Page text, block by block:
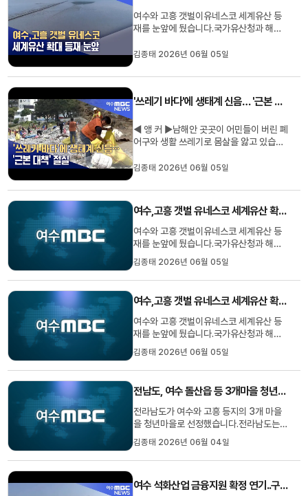
여수와 고흥 갯벌이유네스코 세계유산 등
재를 눈앞에 뒀습니다.국가유산청과 해양
터 여수와 고흥, 무안 갯벌 등을,순천 갯벌
를 받았다고 밝혔습니다.유네스코 세계유
생물다양성 보전 지역이자 동아...
김종태 2026년 06월 05일
'쓰레기 바다'에 생태계 신음… '근본 대책' 절실
◀ 앵 커 ▶남해안 곳곳이 어민들이 버린 폐
어구와 생활 쓰레기로 몸살을 앓고 있습니
이 힘을 합쳐 대대적인 수거 작전에 나서고
달합니다.일회성 청소 행사를 넘어선근본
적인 대책이 시급합니다.김종태 기자입니
다.(리포트)해안가 곳곳에방...
김종태 2026년 06월 05일
여수,고흥 갯벌 유네스코 세계유산 확대 등재 눈앞
여수와 고흥 갯벌이유네스코 세계유산 등
재를 눈앞에 뒀습니다.국가유산청과 해양
수산부는 최근유네스코 세계유산센터로부
터 여수와 고흥, 무안 갯벌 등을,순천 갯벌
에 이어 추가로세계유산 목록에등재 권고
산센터는 '한국의 갯벌'을황해 연안의 주요
생물다양성 보전 지역이자 동아...
김종태 2026년 06월 05일
여수,고흥 갯벌 유네스코 세계유산 확대 등재 눈앞
여수와 고흥 갯벌이유네스코 세계유산 등
재를 눈앞에 뒀습니다.국가유산청과 해양
수산부는 최근유네스코 세계유산센터로부
터 여수와 고흥, 무안 갯벌 등을,순천 갯벌
에 이어 추가로세계유산 목록에등재 권고
산센터는 '한국의 갯벌'을황해 연안의 주요
생물다양성 보전 지역이자 동아...
김종태 2026년 06월 05일
전남도, 여수 돌산읍 등 3개마을 청년마을 선정
전라남도가 여수와 고흥 등지의 3개 마을
을 청년마을로 선정했습니다.전라남도는
최근8개 시군 13개 청년단체가 참여한 가
운데여수 돌산읍과 고흥 동강면, 보성 벌교
읍을 2026 전남형 청년마을로 선정하고
고 밝혔습니다.이번 선정에서여수 돌산읍
김종태 2026년 06월 04일
여수 석화산업 금융지원 확정 연기..구조 개편 제자리 걸음